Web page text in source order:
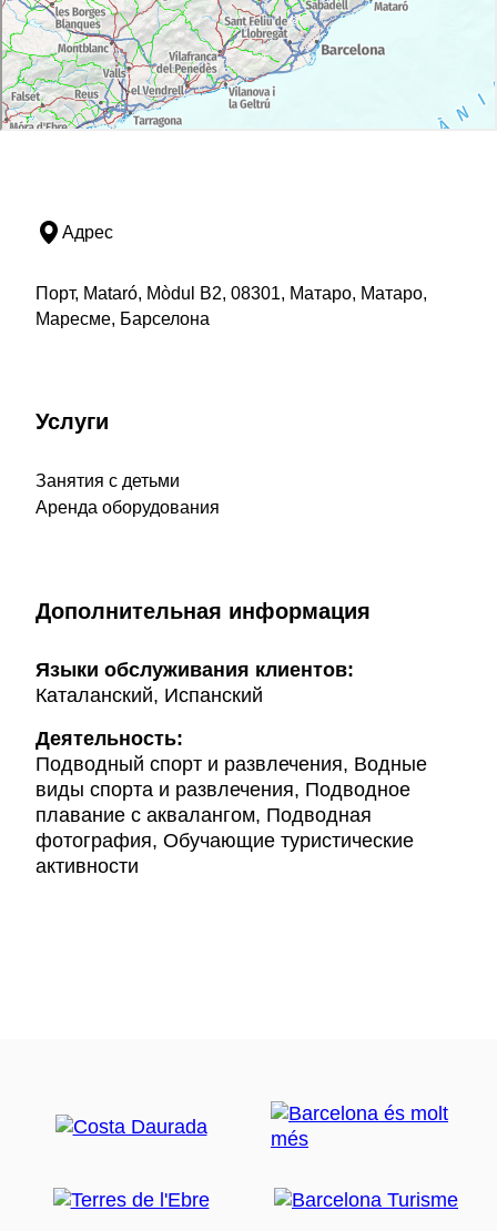
Адрес
Порт, Mataró, Mòdul B2, 08301, Матаро, Матаро,
Маресме, Барселона
Услуги
Занятия с детьми
Аренда оборудования
Дополнительная информация
Языки обслуживания клиентов:
Каталанский, Испанский
Деятельность:
Подводный спорт и развлечения, Водные
виды спорта и развлечения, Подводное
плавание с аквалангом, Подводная
фотография, Обучающие туристические
активности